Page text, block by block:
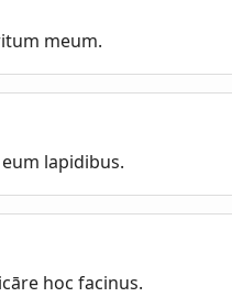
meum.
lapidibus.
hoc facinus.